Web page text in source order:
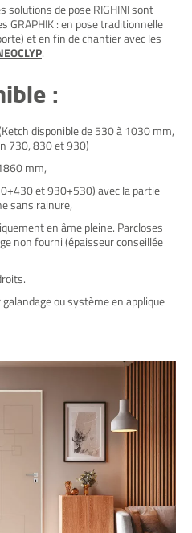
solutions de pose RIGHINI sont
GRAPHIK : en pose traditionnelle
et en fin de chantier avec les
.
:
disponible de 530 à 1030 mm,
730, 830 et 930)
mm,
et 930+530) avec la partie
sans rainure,
en âme pleine. Parcloses
non fourni (épaisseur conseillée
ou système en applique